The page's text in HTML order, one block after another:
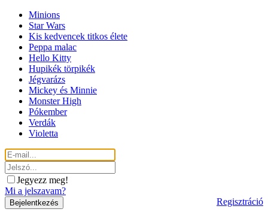
Minions
Star Wars
Kis kedvencek titkos élete
Peppa malac
Hello Kitty
Hupikék törpikék
Jégvarázs
Mickey és Minnie
Monster High
Pókember
Verdák
Violetta
Jegyezz meg!
Mi a jelszavam?
Regisztráció